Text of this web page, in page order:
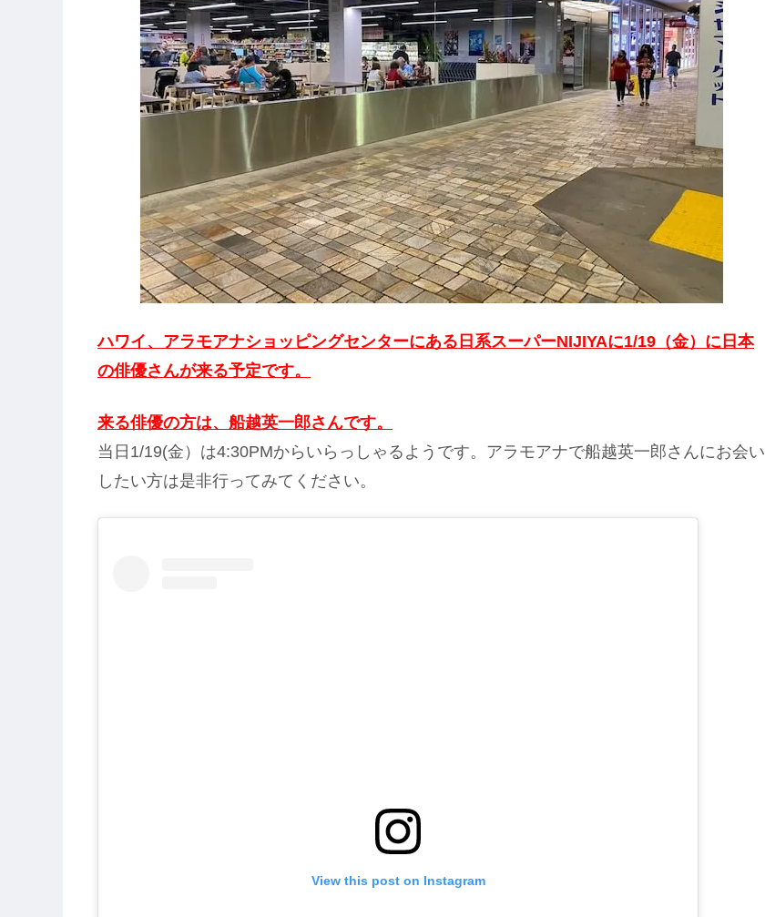
ハワイ、アラモアナショッピングセンターにある日系スーパーNIJIYAに1/19（金）に日本
の俳優さんが来る予定です。
来る俳優の方は、船越英一郎さんです。
当日1/19(金）は4:30PMからいらっしゃるようです。アラモアナで船越英一郎さんにお会い
したい方は是非行ってみてください。
View this post on Instagram